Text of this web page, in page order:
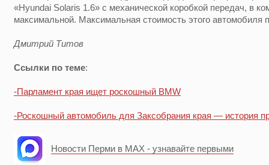
«Hyundai Solaris 1.6» с механической коробкой передач, в
максимальной. Максимальная стоимость этого автомобиля
Дмитрий Титов
Ссылки по теме:
-Парламент края ищет роскошный BMW
-Роскошный автомобиль для Заксобрания края — история
Новости Перми в MAX - узнавайте первыми